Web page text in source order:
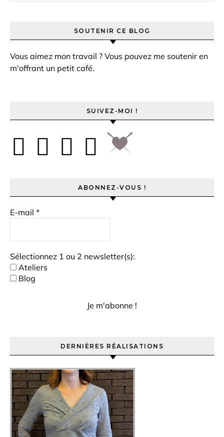
SOUTENIR CE BLOG
Vous aimez mon travail ? Vous pouvez me soutenir en
m'offrant un petit café.
SUIVEZ-MOI !
ABONNEZ-VOUS !
E-mail *
Sélectionnez 1 ou 2 newsletter(s):
Ateliers
Blog
DERNIÈRES RÉALISATIONS